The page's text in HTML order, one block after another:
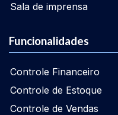
Sala de imprensa
Funcionalidades
Controle Financeiro
Controle de Estoque
Controle de Vendas